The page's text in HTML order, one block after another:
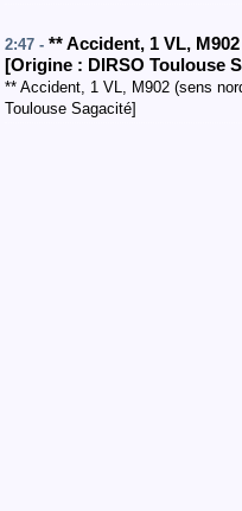
2:47 - **Accident, 1 VL, M902
[Origine : DIRSO Toulouse
** Accident, 1 VL, M902 (sens
Toulouse Sagacité]